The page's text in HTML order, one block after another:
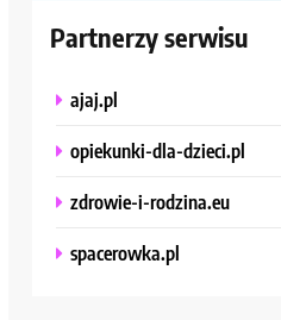
Partnerzy serwisu
ajaj.pl
opiekunki-dla-dzieci.pl
zdrowie-i-rodzina.eu
spacerowka.pl